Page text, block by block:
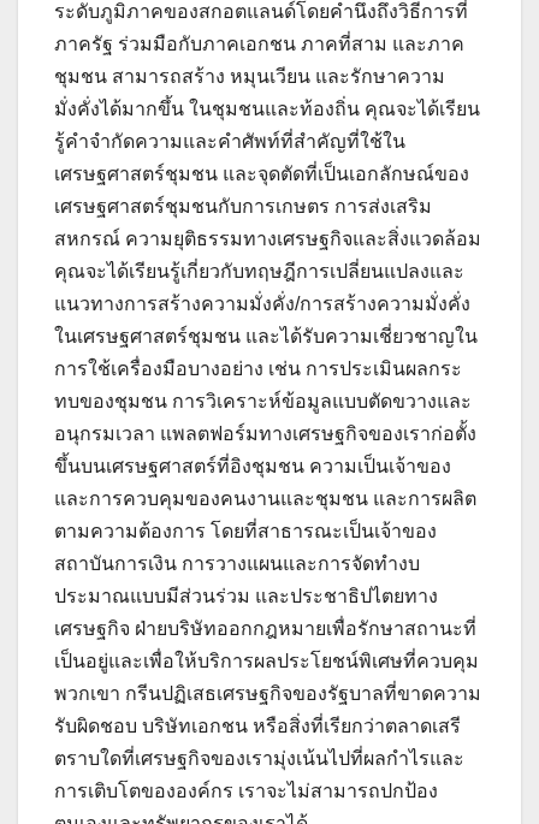
ระดับภูมิภาคของสกอตแลนด์โดยคำนึงถึงวิธีการที่
ภาครัฐ ร่วมมือกับภาคเอกชน ภาคที่สาม และภาค
ชุมชน สามารถสร้าง หมุนเวียน และรักษาความ
มั่งคั่งได้มากขึ้น ในชุมชนและท้องถิ่น คุณจะได้เรียน
รู้คำจำกัดความและคำศัพท์ที่สำคัญที่ใช้ใน
เศรษฐศาสตร์ชุมชน และจุดตัดที่เป็นเอกลักษณ์ของ
เศรษฐศาสตร์ชุมชนกับการเกษตร การส่งเสริม
สหกรณ์ ความยุติธรรมทางเศรษฐกิจและสิ่งแวดล้อม
คุณจะได้เรียนรู้เกี่ยวกับทฤษฎีการเปลี่ยนแปลงและ
แนวทางการสร้างความมั่งคั่ง/การสร้างความมั่งคั่ง
ในเศรษฐศาสตร์ชุมชน และได้รับความเชี่ยวชาญใน
การใช้เครื่องมือบางอย่าง เช่น การประเมินผลกระ
ทบของชุมชน การวิเคราะห์ข้อมูลแบบตัดขวางและ
อนุกรมเวลา แพลตฟอร์มทางเศรษฐกิจของเราก่อตั้ง
ขึ้นบนเศรษฐศาสตร์ที่อิงชุมชน ความเป็นเจ้าของ
และการควบคุมของคนงานและชุมชน และการผลิต
ตามความต้องการ โดยที่สาธารณะเป็นเจ้าของ
สถาบันการเงิน การวางแผนและการจัดทำงบ
ประมาณแบบมีส่วนร่วม และประชาธิปไตยทาง
เศรษฐกิจ ฝ่ายบริษัทออกกฎหมายเพื่อรักษาสถานะที่
เป็นอยู่และเพื่อให้บริการผลประโยชน์พิเศษที่ควบคุม
พวกเขา กรีนปฏิเสธเศรษฐกิจของรัฐบาลที่ขาดความ
รับผิดชอบ บริษัทเอกชน หรือสิ่งที่เรียกว่าตลาดเสรี
ตราบใดที่เศรษฐกิจของเรามุ่งเน้นไปที่ผลกำไรและ
การเติบโตขององค์กร เราจะไม่สามารถปกป้อง